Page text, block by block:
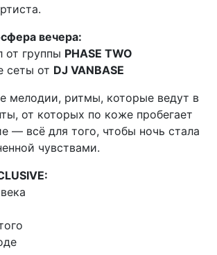
вечера:
от группы PHASE TWO
сеты от DJ VANBASE
мелодии, ритмы, которые ведут в
от которых по коже пробегает
— всё для того, чтобы ночь стала
чувствами.